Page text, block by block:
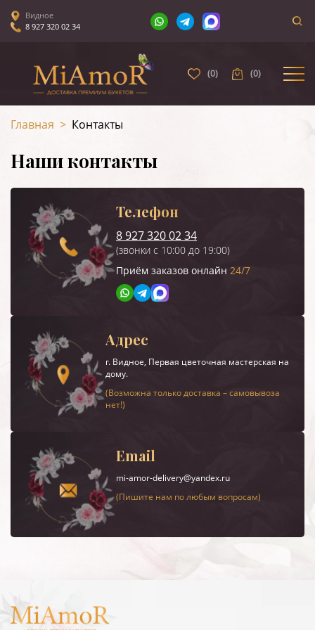
Видное
8 927 320 02 34
(0) (0)
Главная > Контакты
Наши контакты
Телефон
8 927 320 02 34
(звонки с 10:00 до 19:00)
Приём заказов онлайн 24/7
Адрес
г. Видное, Первая цветочная мастерская на
дому.
(Возможна только доставка – самовывоза
нет!)
Email
mi-amor-delivery@yandex.ru
(Пишите нам по любым вопросам)